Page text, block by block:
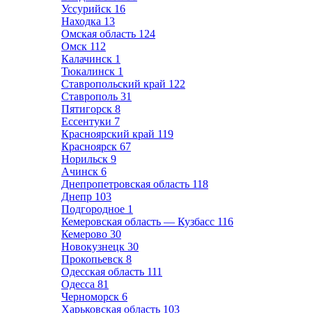
Уссурийск 16
Находка 13
Омская область 124
Омск 112
Калачинск 1
Тюкалинск 1
Ставропольский край 122
Ставрополь 31
Пятигорск 8
Ессентуки 7
Красноярский край 119
Красноярск 67
Норильск 9
Ачинск 6
Днепропетровская область 118
Днепр 103
Подгородное 1
Кемеровская область — Кузбасс 116
Кемерово 30
Новокузнецк 30
Прокопьевск 8
Одесская область 111
Одесса 81
Черноморск 6
Харьковская область 103